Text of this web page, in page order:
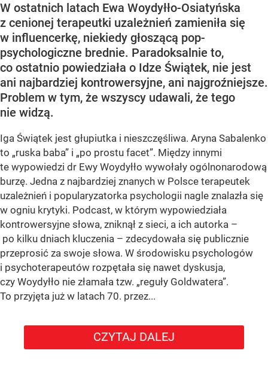
W ostatnich latach Ewa Woydyłło-Osiatyńska
z cenionej terapeutki uzależnień zamieniła się
w influencerkę, niekiedy głoszącą pop-
psychologiczne brednie. Paradoksalnie to,
co ostatnio powiedziała o Idze Świątek, nie jest
ani najbardziej kontrowersyjne, ani najgroźniejsze.
Problem w tym, że wszyscy udawali, że tego
nie widzą.
Iga Świątek jest głupiutka i nieszczęśliwa. Aryna Sabalenko
to „ruska baba” i „po prostu facet”. Między innymi
te wypowiedzi dr Ewy Woydyłło wywołały ogólnonarodową
burzę. Jedna z najbardziej znanych w Polsce terapeutek
uzależnień i popularyzatorka psychologii nagle znalazła się
w ogniu krytyki. Podcast, w którym wypowiedziała
kontrowersyjne słowa, zniknął z sieci, a ich autorka –
po kilku dniach kluczenia – zdecydowała się publicznie
przeprosić za swoje słowa. W środowisku psychologów
i psychoterapeutów rozpętała się nawet dyskusja,
czy Woydyłło nie złamała tzw. „reguły Goldwatera”.
To przyjęta już w latach 70. przez...
CZYTAJ DALEJ